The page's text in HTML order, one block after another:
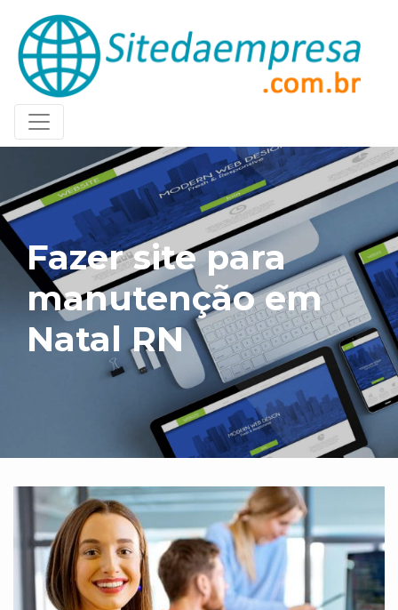
Fazer site para
manutenção em
Natal RN